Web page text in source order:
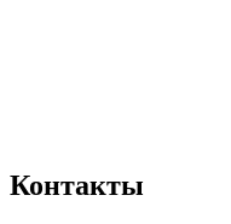
Контакты